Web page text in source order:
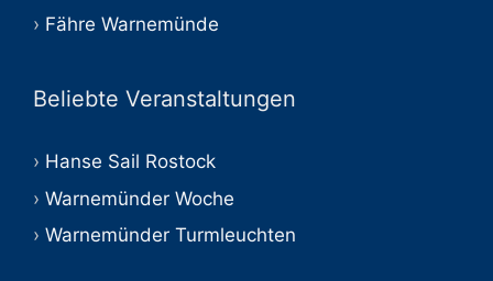
Fähre Warnemünde
Beliebte Veranstaltungen
Hanse Sail Rostock
Warnemünder Woche
Warnemünder Turmleuchten